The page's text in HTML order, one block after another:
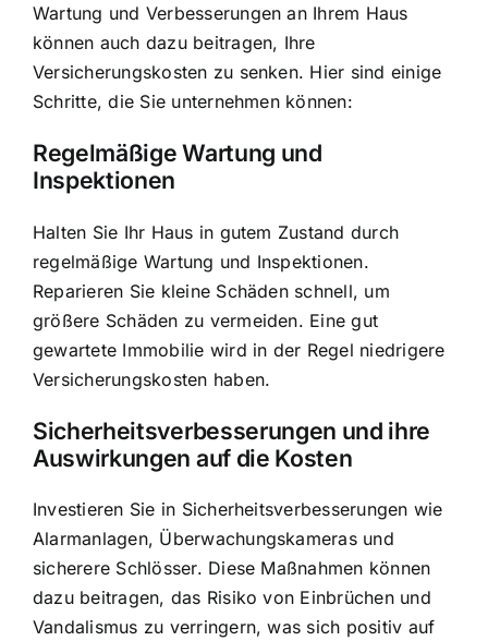
Wartung und Verbesserungen an Ihrem Haus
können auch dazu beitragen, Ihre
Versicherungskosten zu senken. Hier sind einige
Schritte, die Sie unternehmen können:
Regelmäßige Wartung und
Inspektionen
Halten Sie Ihr Haus in gutem Zustand durch
regelmäßige Wartung und Inspektionen.
Reparieren Sie kleine Schäden schnell, um
größere Schäden zu vermeiden. Eine gut
gewartete Immobilie wird in der Regel niedrigere
Versicherungskosten haben.
Sicherheitsverbesserungen und ihre
Auswirkungen auf die Kosten
Investieren Sie in Sicherheitsverbesserungen wie
Alarmanlagen, Überwachungskameras und
sicherere Schlösser. Diese Maßnahmen können
dazu beitragen, das Risiko von Einbrüchen und
Vandalismus zu verringern, was sich positiv auf